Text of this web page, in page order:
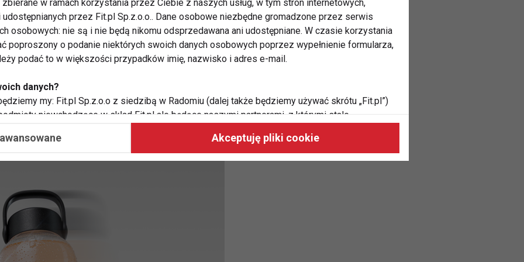
ciała sportowców o około 0,4°C oraz
w wysokiej temperaturze. Dodatkowo
zmęczenie. Jak wskazuje literatura
wysokiej temperaturze organizm może tracić
w ramach korzystania przez Ciebie z naszych usług, w tym stron internetowych,
przez Fit.pl Sp.z.o.o.. Dane osobowe niezbędne gromadzone przez serwis
osobowych: nie są i nie będą nikomu odsprzedawana ani udostępniane. W czasie korzystania
poproszony o podanie niektórych swoich danych osobowych poprzez wypełnienie formularza,
podać to w większości przypadków imię, nazwisko i adres e-mail.
danych?
my: Fit.pl Sp.z.o.o z siedzibą w Radomiu (dalej także będziemy używać skrótu „Fit.pl”)
niewchodzące w skład Fit.pl ale będące naszymi partnerami, z którymi stale
w tym tematykę ukazujących się tam materiałów do Twoich zainteresowań oraz do
usług, w tym aby wykryć ewentualne boty, oszustwa czy nadużycia,
do Twoich potrzeb i zainteresowań,
nam udoskonalać nasze usługi i sprawić, że będą maksymalnie odpowiadać Twoim
Akceptuję pliki cookie